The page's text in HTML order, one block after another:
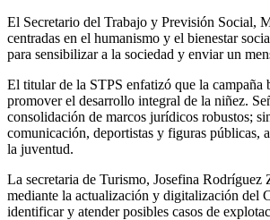
El Secretario del Trabajo y Previsión Social,
centradas en el humanismo y el bienestar
para sensibilizar a la sociedad y enviar un
El titular de la STPS enfatizó que la
promover el desarrollo integral de la niñez.
consolidación de marcos jurídicos robustos;
comunicación, deportistas y figuras públicas,
la juventud.
La secretaria de Turismo, Josefina Rodríguez
mediante la actualización y digitalización del
identificar y atender posibles casos de